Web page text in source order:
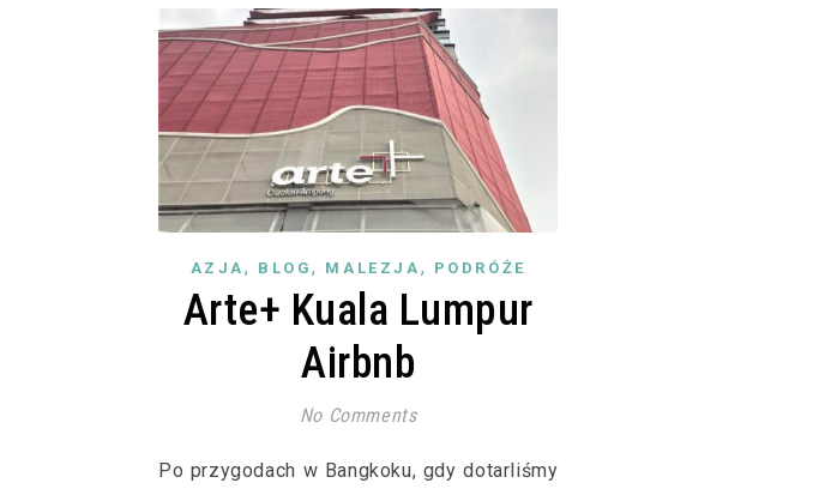
AZJA , BLOG, MALEZJA , PODRÓŻE
Arte+ Kuala Lumpur
Airbnb
No Comments
Po przygodach w Bangkoku, gdy dotarliśmy